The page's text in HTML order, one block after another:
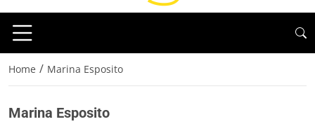
Home / Marina Esposito
Marina Esposito